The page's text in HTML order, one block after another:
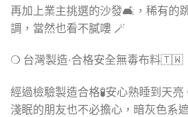
再加上業主挑選的沙發🛋️，稀有的
調，當然也看不膩嘍 🪄
❍ 台灣製造·合格安全無毒布料🇹🇼
經過檢驗製造合格🧪安心熟睡到天
淺眠的朋友也不必擔心，暗灰色系